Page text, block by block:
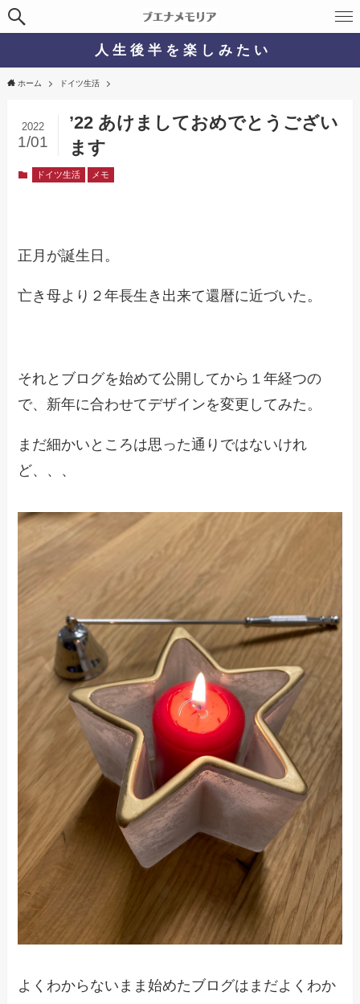
人 生 後 半 を 楽 し み た い
ホーム ドイツ生活
’22 あけましておめでとうござい
ます
2022
1/01
ドイツ生活 メモ
正月が誕生日。
亡き母より２年長生き出来て還暦に近づいた。
それとブログを始めて公開してから１年経つの
で、新年に合わせてデザインを変更してみた。
まだ細かいところは思った通りではないけれ
ど、、、
よくわからないまま始めたブログはまだよくわか